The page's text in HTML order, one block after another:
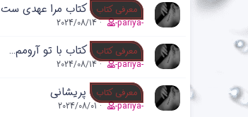
معرفی کتاب کتاب مرا عهدی ست
-pariya-
2024/08/14
معرفی کتاب کتاب با تو آرومم…
-pariya-
2024/08/14
معرفی کتاب پریشانی
-pariya-
2024/08/01